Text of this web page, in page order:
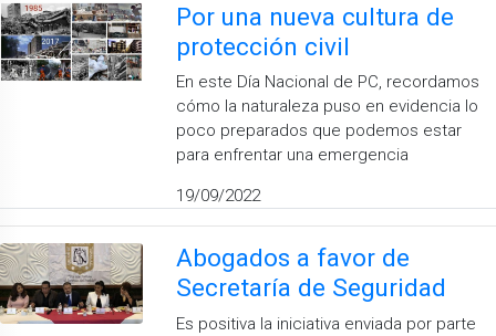
Por una nueva cultura de
protección civil
En este Día Nacional de PC, recordamos
cómo la naturaleza puso en evidencia lo
poco preparados que podemos estar
para enfrentar una emergencia
19/09/2022
Abogados a favor de
Secretaría de Seguridad
Es positiva la iniciativa enviada por parte